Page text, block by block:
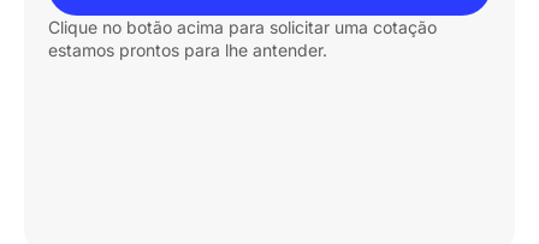
Clique no botão acima para solicitar uma cotação
estamos prontos para lhe antender.